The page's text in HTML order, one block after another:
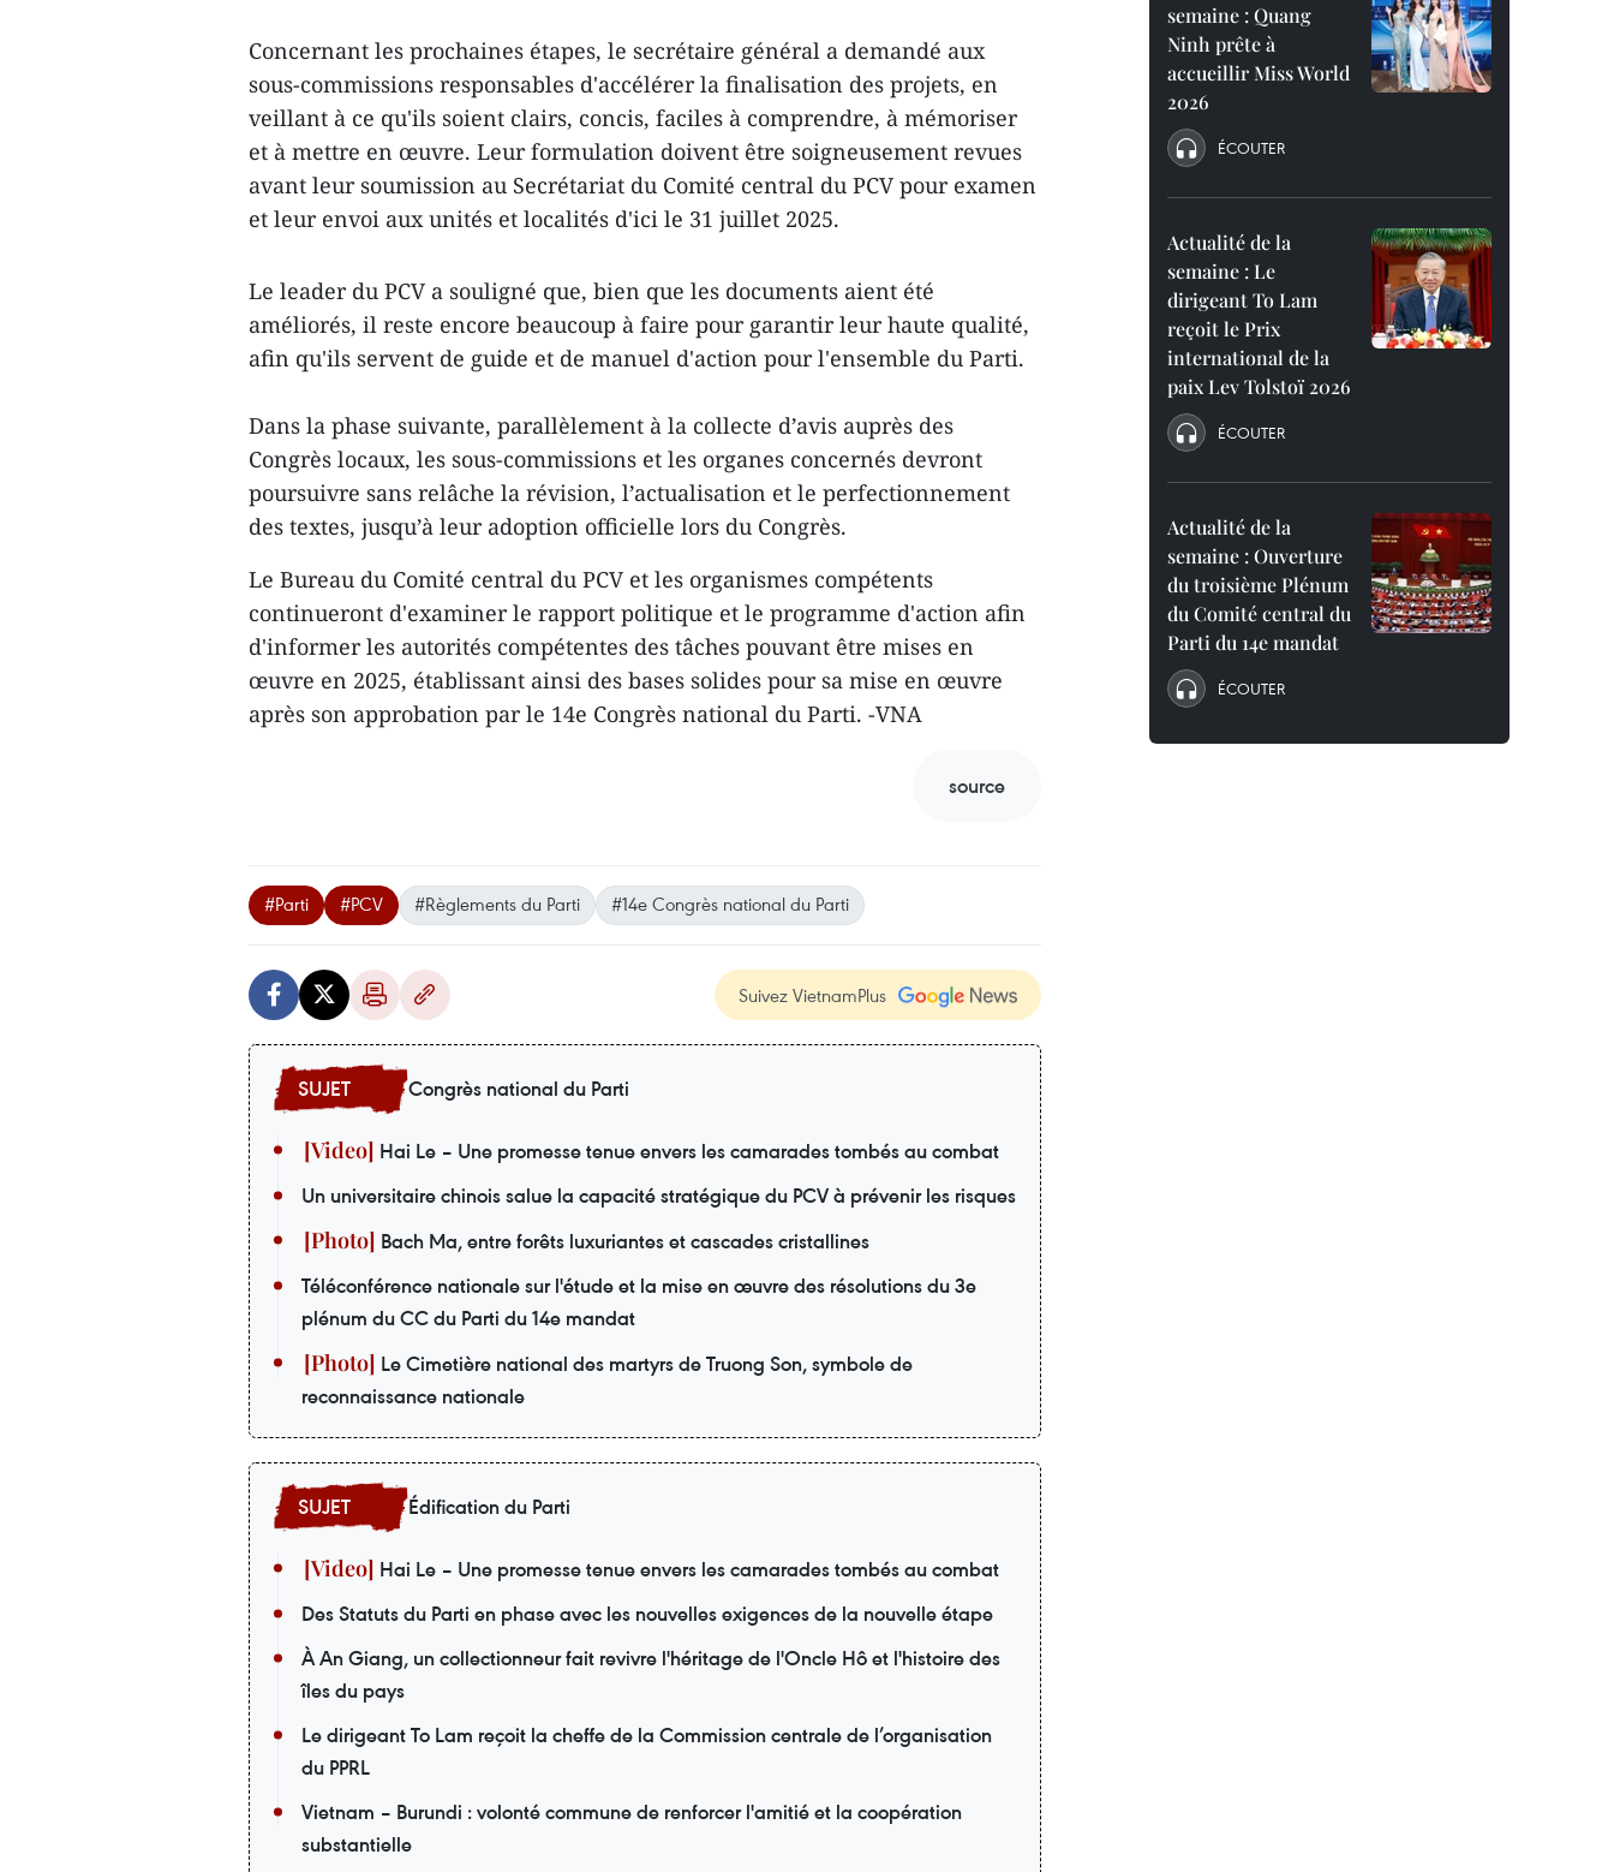
Concernant les prochaines étapes, le secrétaire général a demandé aux
sous-commissions responsables d'accélérer la finalisation des projets, en
veillant à ce qu'ils soient clairs, concis, faciles à comprendre, à mémoriser
et à mettre en œuvre. Leur formulation doivent être soigneusement revues
avant leur soumission au Secrétariat du Comité central du PCV pour examen
et leur envoi aux unités et localités d'ici le 31 juillet 2025.
Le leader du PCV a souligné que, bien que les documents aient été
améliorés, il reste encore beaucoup à faire pour garantir leur haute qualité,
afin qu'ils servent de guide et de manuel d'action pour l'ensemble du Parti.
Dans la phase suivante, parallèlement à la collecte d’avis auprès des
Congrès locaux, les sous-commissions et les organes concernés devront
poursuivre sans relâche la révision, l’actualisation et le perfectionnement
des textes, jusqu’à leur adoption officielle lors du Congrès.
Le Bureau du Comité central du PCV et les organismes compétents
continueront d'examiner le rapport politique et le programme d'action afin
d'informer les autorités compétentes des tâches pouvant être mises en
œuvre en 2025, établissant ainsi des bases solides pour sa mise en œuvre
après son approbation par le 14e Congrès national du Parti. -VNA
source
#Parti #PCV #Règlements du Parti #14e Congrès national du Parti
Suivez VietnamPlus
Congrès national du Parti
Hai Le – Une promesse tenue envers les camarades tombés au combat
Un universitaire chinois salue la capacité stratégique du PCV à prévenir les risques
Bach Ma, entre forêts luxuriantes et cascades cristallines
Téléconférence nationale sur l'étude et la mise en œuvre des résolutions du 3e
plénum du CC du Parti du 14e mandat
Le Cimetière national des martyrs de Truong Son, symbole de
reconnaissance nationale
Édification du Parti
Hai Le – Une promesse tenue envers les camarades tombés au combat
Des Statuts du Parti en phase avec les nouvelles exigences de la nouvelle étape
À An Giang, un collectionneur fait revivre l'héritage de l'Oncle Hô et l'histoire des
îles du pays
Le dirigeant To Lam reçoit la cheffe de la Commission centrale de l’organisation
du PPRL
Vietnam – Burundi : volonté commune de renforcer l'amitié et la coopération
substantielle
semaine : Quang
Ninh prête à
accueillir Miss World
2026
ÉCOUTER
Actualité de la
semaine : Le
dirigeant To Lam
reçoit le Prix
international de la
paix Lev Tolstoï 2026
ÉCOUTER
Actualité de la
semaine : Ouverture
du troisième Plénum
du Comité central du
Parti du 14e mandat
ÉCOUTER